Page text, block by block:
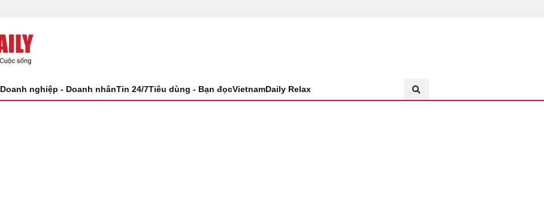
Doanh nghiệp - Doanh nhânTin 24/7Tiêu dùng - Bạn đọcVietnamDaily Relax